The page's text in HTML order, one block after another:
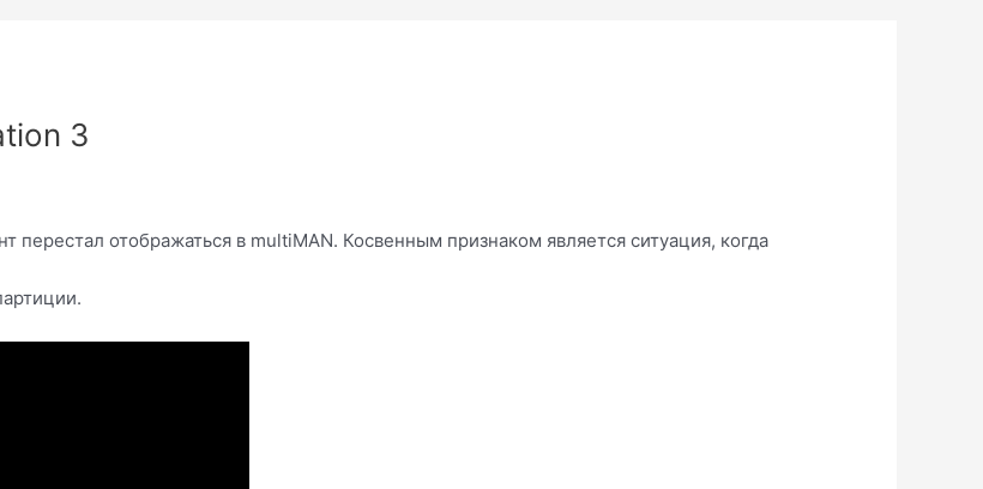
3
перестал отображаться в multiMAN. Косвенным признаком является ситуация, когда